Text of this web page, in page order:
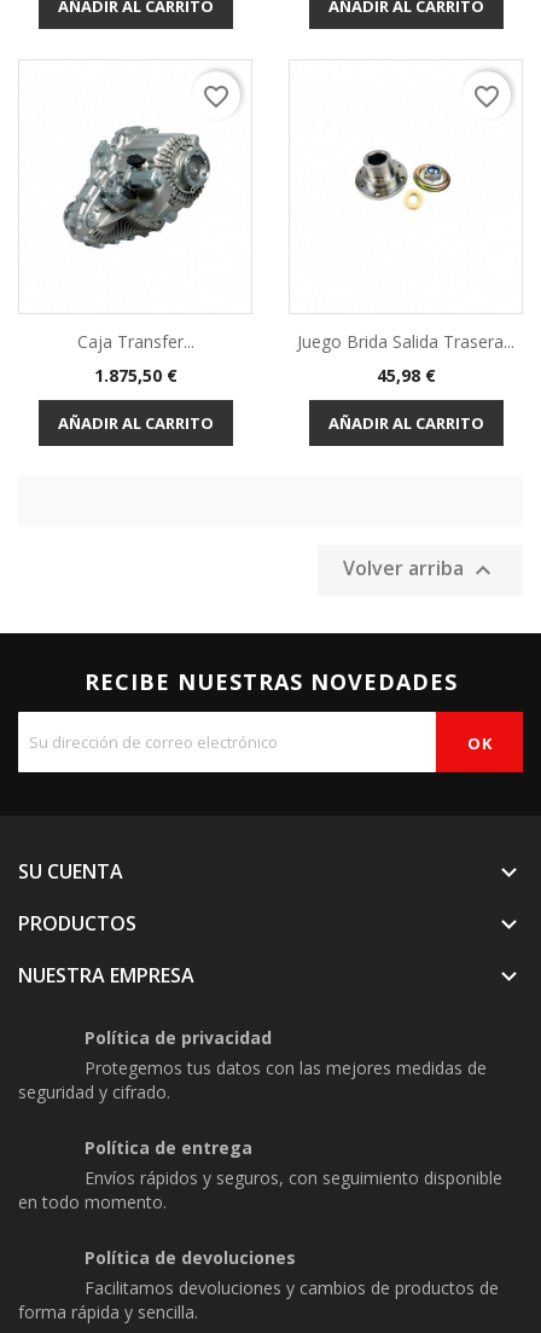
AÑADIR AL CARRITO AÑADIR AL CARRITO
Caja Transfer...
Precio
1.875,50 €
AÑADIR AL CARRITO
favorite_border
Juego Brida Salida Trasera...
Precio
45,98 €
AÑADIR AL CARRITO
favorite_border
Volver arriba 
RECIBE NUESTRAS NOVEDADES
SU CUENTA 
PRODUCTOS 
NUESTRA EMPRESA 
Política de privacidad
Protegemos tus datos con las mejores medidas de
seguridad y cifrado.
Política de entrega
Envíos rápidos y seguros, con seguimiento disponible
en todo momento.
Política de devoluciones
Facilitamos devoluciones y cambios de productos de
forma rápida y sencilla.